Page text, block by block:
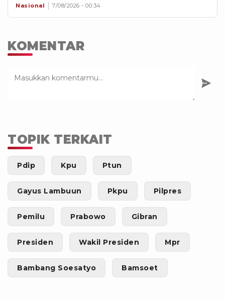
Nasional 7/08/2026 - 00:34
KOMENTAR
TOPIK TERKAIT
Pdip Kpu Ptun
Gayus Lambuun Pkpu Pilpres
Pemilu Prabowo Gibran
Presiden Wakil Presiden Mpr
Bambang Soesatyo Bamsoet